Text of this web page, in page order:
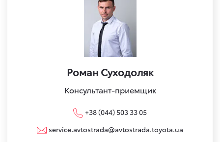
Роман Суходоляк
Консультант-приемщик
+38 (044) 503 33 05
service.avtostrada@avtostrada.toyota.ua